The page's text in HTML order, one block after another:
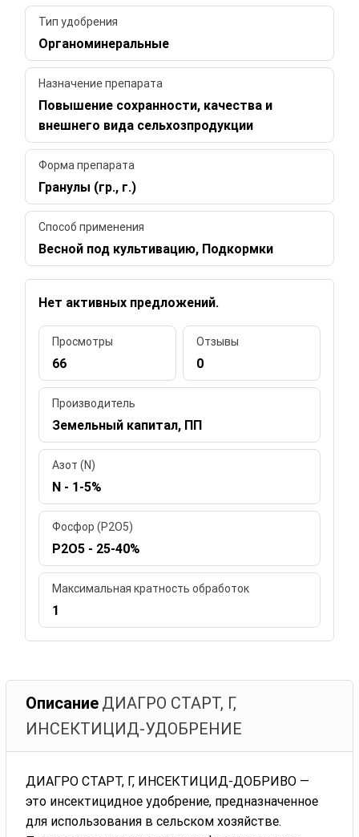
Тип удобрения
Органоминеральные
Назначение препарата
Повышение сохранности, качества и
внешнего вида сельхозпродукции
Форма препарата
Гранулы (гр., г.)
Способ применения
Весной под культивацию, Подкормки
Нет активных предложений.
Просмотры
66
Отзывы
0
Производитель
Земельный капитал, ПП
Азот (N)
N - 1-5%
Фосфор (P2O5)
P2O5 - 25-40%
Максимальная кратность обработок
1
Описание ДИАГРО СТАРТ, Г,
ИНСЕКТИЦИД-УДОБРЕНИЕ
ДИАГРО СТАРТ, Г, ИНСЕКТИЦИД-ДОБРИВО —
это инсектицидное удобрение, предназначенное
для использования в сельском хозяйстве.